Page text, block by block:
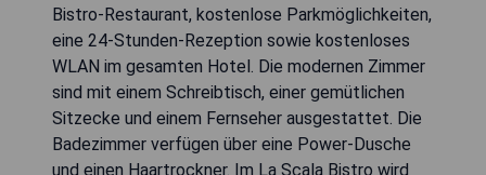
Bistro-Restaurant, kostenlose Parkmöglichkeiten,
eine 24-Stunden-Rezeption sowie kostenloses
WLAN im gesamten Hotel. Die modernen Zimmer
sind mit einem Schreibtisch, einer gemütlichen
Sitzecke und einem Fernseher ausgestattet. Die
Badezimmer verfügen über eine Power-Dusche
und einen Haartrockner. Im La Scala Bistro wird